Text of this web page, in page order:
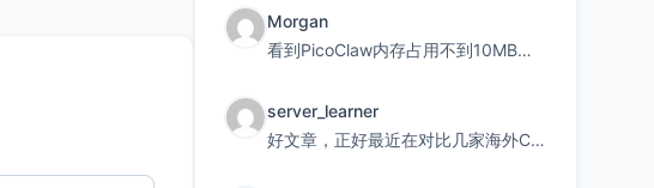
Morgan
看到PicoClaw内存占用不到10MB这个数据真的很惊喜，确实很适合我这种想用旧设备折腾AI的小白
server_learner
好文章，正好最近在对比几家海外CDN。文中提到CF免费版不支持自定义回源端口和HOST这个痛点太真实